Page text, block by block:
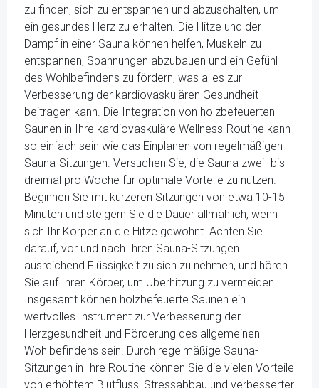
zu finden, sich zu entspannen und abzuschalten, um
ein gesundes Herz zu erhalten. Die Hitze und der
Dampf in einer Sauna können helfen, Muskeln zu
entspannen, Spannungen abzubauen und ein Gefühl
des Wohlbefindens zu fördern, was alles zur
Verbesserung der kardiovaskulären Gesundheit
beitragen kann. Die Integration von holzbefeuerten
Saunen in Ihre kardiovaskuläre Wellness-Routine kann
so einfach sein wie das Einplanen von regelmäßigen
Sauna-Sitzungen. Versuchen Sie, die Sauna zwei- bis
dreimal pro Woche für optimale Vorteile zu nutzen.
Beginnen Sie mit kürzeren Sitzungen von etwa 10-15
Minuten und steigern Sie die Dauer allmählich, wenn
sich Ihr Körper an die Hitze gewöhnt. Achten Sie
darauf, vor und nach Ihren Sauna-Sitzungen
ausreichend Flüssigkeit zu sich zu nehmen, und hören
Sie auf Ihren Körper, um Überhitzung zu vermeiden.
Insgesamt können holzbefeuerte Saunen ein
wertvolles Instrument zur Verbesserung der
Herzgesundheit und Förderung des allgemeinen
Wohlbefindens sein. Durch regelmäßige Sauna-
Sitzungen in Ihre Routine können Sie die vielen Vorteile
von erhöhtem Blutfluss, Stressabbau und verbesserter